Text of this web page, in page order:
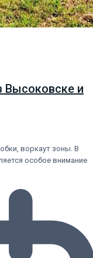
Высоковске и
воркаут зоны. В
особое внимание